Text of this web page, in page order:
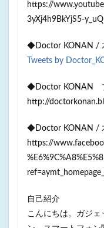
https://
3yXj4h9BkYjS5-y_uQ
◆Doctor KONAN /
Tweets by
◆Doctor KONAN
http://
◆Doctor KONAN /
https://
自己紹介
こんにちは。ガジェ